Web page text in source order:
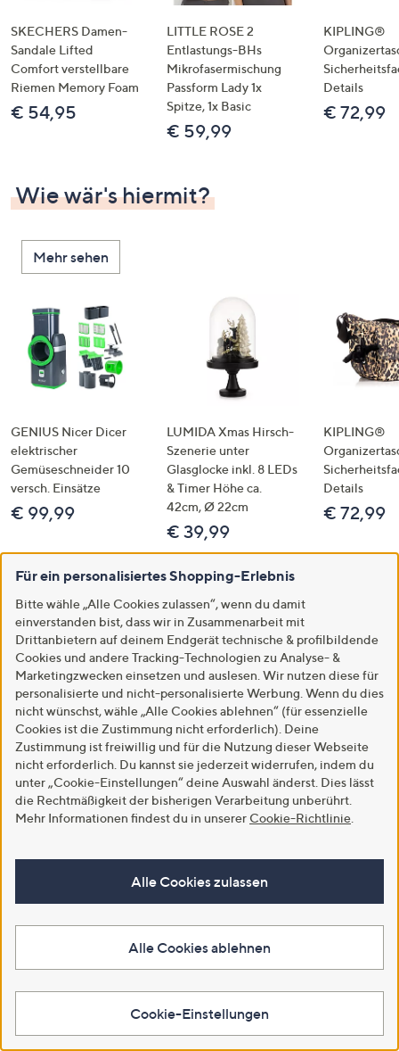
SKECHERS Damen-
Sandale Lifted
Comfort verstellbare
Riemen Memory Foam
€ 54,95
LITTLE ROSE 2
Entlastungs-BHs
Mikrofasermischung
Passform Lady 1x
Spitze, 1x Basic
€ 59,99
KIPLING®
Details
€ 72,99
Wie wär's hiermit?
Mehr sehen
GENIUS Nicer Dicer
elektrischer
Gemüseschneider 10
versch. Einsätze
€ 99,99
LUMIDA Xmas Hirsch-
Szenerie unter
Glasglocke inkl. 8 LEDs
& Timer Höhe ca.
42cm, Ø 22cm
€ 39,99
KIPLING®
Details
€ 72,99
Hilfeseiten,
Service
und
Unternehmensinformationen
Immer informiert!
Premieren, Aktionen, Geheimtipps: Mit unseren Newslettern bist
du immer up to date!
Newsletter abonnieren
Mein QVC
Verwalte deine persönlichen Daten und Bestellungen sowie deine
Kunden-Konto Bestell-Status
Für ein personalisiertes Shopping-Erlebnis
Bitte wähle „Alle Cookies zulassen“, wenn du damit
einverstanden bist, dass wir in Zusammenarbeit mit
Drittanbietern auf deinem Endgerät technische & profilbildende
Cookies und andere Tracking-Technologien zu Analyse- &
Marketingzwecken einsetzen und auslesen. Wir nutzen diese für
personalisierte und nicht-personalisierte Werbung. Wenn du dies
nicht wünschst, wähle „Alle Cookies ablehnen“ (für essenzielle
Cookies ist die Zustimmung nicht erforderlich). Deine
Zustimmung ist freiwillig und für die Nutzung dieser Webseite
nicht erforderlich. Du kannst sie jederzeit widerrufen, indem du
unter „Cookie-Einstellungen“ deine Auswahl änderst. Dies lässt
die Rechtmäßigkeit der bisherigen Verarbeitung unberührt.
Mehr Informationen findest du in unserer Cookie-Richtlinie
Alle Cookies zulassen
Alle Cookies ablehnen
Cookie-Einstellungen